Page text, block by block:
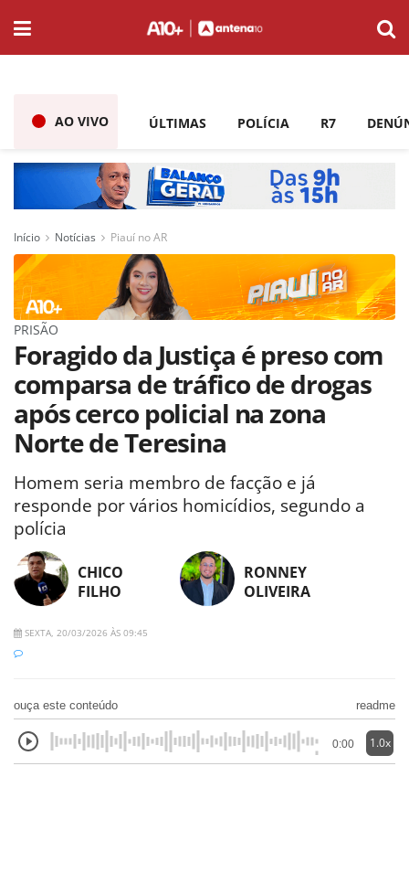
AO VIVO ÚLTIMAS POLÍCIA R7
Início Notícias Piauí no AR
PRISÃO
Foragido da Justiça é preso com
comparsa de tráfico de drogas
após cerco policial na zona
Norte de Teresina
Homem seria membro de facção e já
responde por vários homicídios, segundo a
polícia
CHICO
FILHO
RONNEY
OLIVEIRA
SEXTA, 20/03/2026 ÀS 09:45
ouça este conteúdo readme
0:00 1.0x